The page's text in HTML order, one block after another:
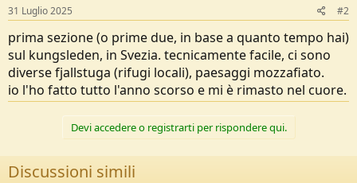
31 Luglio 2025 #2
prima sezione (o prime due, in base a quanto tempo hai)
sul kungsleden, in Svezia. tecnicamente facile, ci sono
diverse fjallstuga (rifugi locali), paesaggi mozzafiato.
io l'ho fatto tutto l'anno scorso e mi è rimasto nel cuore.
Devi accedere o registrarti per rispondere qui.
Discussioni simili